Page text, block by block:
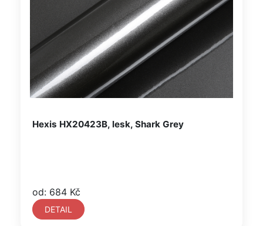
Hexis HX20423B, lesk, Shark Grey
od: 684 Kč
DETAIL